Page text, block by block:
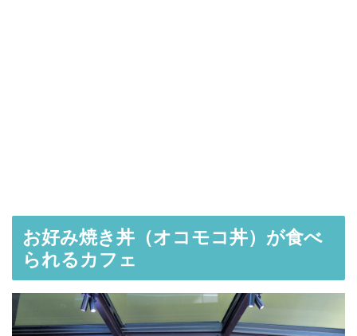
お好み焼き丼（オコモコ丼）が食べ
られるカフェ